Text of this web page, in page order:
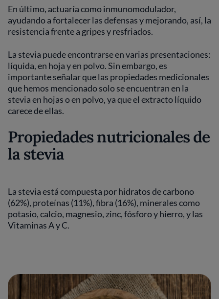
En último, actuaría como inmunomodulador,
ayudando a fortalecer las defensas y mejorando, así, la
resistencia frente a gripes y resfriados.
La stevia puede encontrarse en varias presentaciones:
líquida, en hoja y en polvo. Sin embargo, es
importante señalar que las propiedades medicionales
que hemos mencionado solo se encuentran en la
stevia en hojas o en polvo, ya que el extracto líquido
carece de ellas.
Propiedades nutricionales de
la stevia
La stevia está compuesta por hidratos de carbono
(62%), proteínas (11%), fibra (16%), minerales como
potasio, calcio, magnesio, zinc, fósforo y hierro, y las
Vitaminas A y C.